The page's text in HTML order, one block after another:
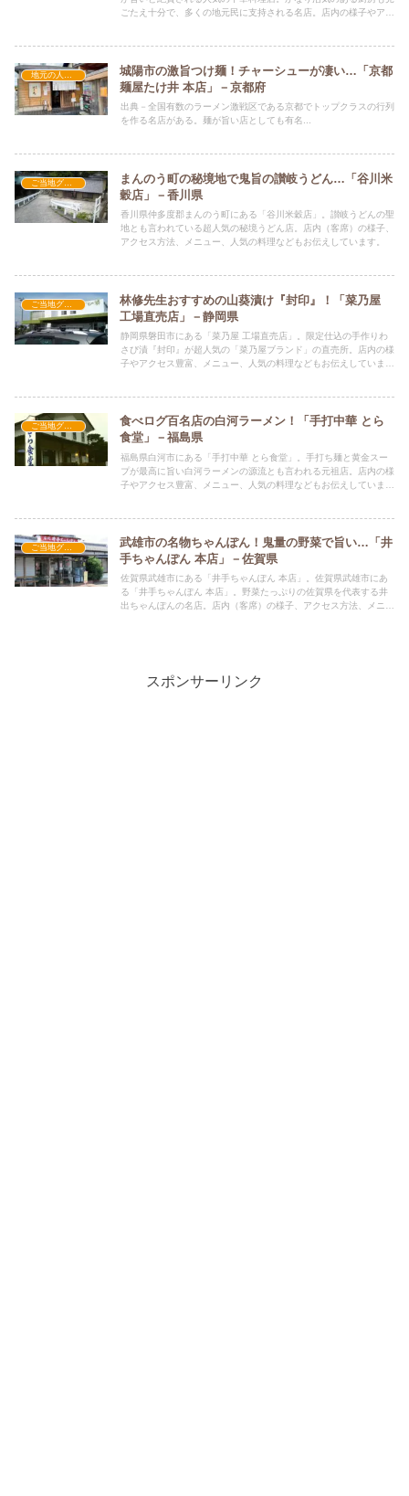
ごたえ十分で、多くの地元民に支持される名店。店内の様子やアク
城陽市の激旨つけ麺！チャーシューが凄い…「京都
麺屋たけ井 本店」－京都府
出典－全国有数のラーメン激戦区である京都でトップクラスの行列
を作る名店がある。麺が旨い店としても有名...
まんのう町の秘境地で鬼旨の讃岐うどん…「谷川米
穀店」－香川県
香川県仲多度郡まんのう町にある「谷川米穀店」。讃岐うどんの聖
地とも言われている超人気の秘境うどん店。店内（客席）の様子、
アクセス方法、メニュー、人気の料理などもお伝えしています。
林修先生おすすめの山葵漬け『封印』！「菜乃屋
工場直売店」－静岡県
静岡県磐田市にある「菜乃屋 工場直売店」。限定仕込の手作りわ
さび漬『封印』が超人気の「菜乃屋ブランド」の直売所。店内の様
子やアクセス豊富、メニュー、人気の料理などもお伝えしていま
食べログ百名店の白河ラーメン！「手打中華 とら
食堂」－福島県
福島県白河市にある「手打中華 とら食堂」。手打ち麺と黄金スー
プが最高に旨い白河ラーメンの源流とも言われる元祖店。店内の様
子やアクセス豊富、メニュー、人気の料理などもお伝えしていま
武雄市の名物ちゃんぽん！鬼量の野菜で旨い…「井
手ちゃんぽん 本店」－佐賀県
佐賀県武雄市にある「井手ちゃんぽん 本店」。佐賀県武雄市にあ
る「井手ちゃんぽん 本店」。野菜たっぷりの佐賀県を代表する井
出ちゃんぽんの名店。店内（客席）の様子、アクセス方法、メニュ
スポンサーリンク